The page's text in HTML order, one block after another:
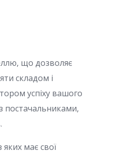
що дозволяє
складом і
успіху вашого
постачальниками,
має свої